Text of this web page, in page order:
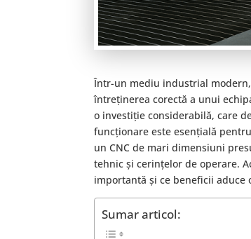
Într-un mediu industrial
întreținerea corectă a unui
o investiție considerabilă, care
funcționare este esențială
un CNC de mari dimensiuni
tehnic și cerințelor de operare.
importantă și ce beneficii aduce
Sumar articol: